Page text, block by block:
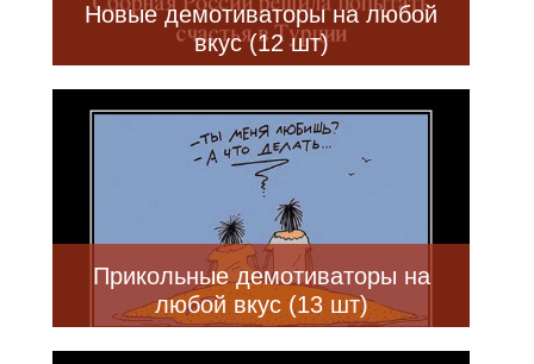
Новые демотиваторы на любой
вкус (12 шт)
Прикольные демотиваторы на
любой вкус (13 шт)